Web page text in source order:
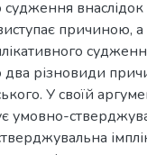
судження
причиною, а
два різновиди
У своїй
умовно-